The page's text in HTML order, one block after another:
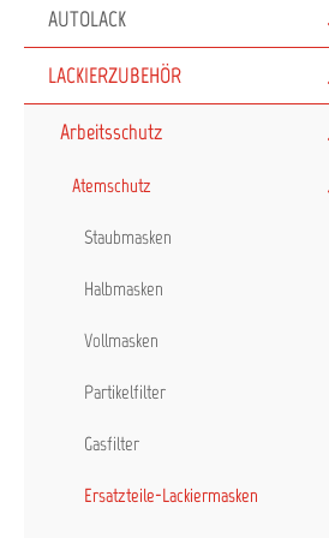
AUTOLACK
LACKIERZUBEHÖR
Arbeitsschutz
Atemschutz
Staubmasken
Halbmasken
Vollmasken
Partikelfilter
Gasfilter
Ersatzteile-Lackiermasken